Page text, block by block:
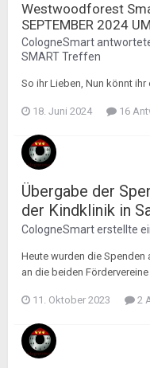
Westwoodforest
SEPTEMBER 2024
CologneSmart
SMART Treffen
So ihr Lieben, Nun könnt ihr
18. Juni 2024 16
Übergabe der
der Kindklinik in
CologneSmarterstellte
Heute wurden die Spenden
an die beiden
11. Oktober 2023 2